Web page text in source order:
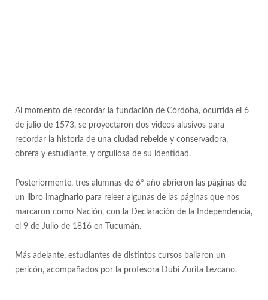
Al momento de recordar la fundación de Córdoba, ocurrida el 6
de julio de 1573, se proyectaron dos videos alusivos para
recordar la historia de una ciudad rebelde y conservadora,
obrera y estudiante, y orgullosa de su identidad.
Posteriormente, tres alumnas de 6° año abrieron las páginas de
un libro imaginario para releer algunas de las páginas que nos
marcaron como Nación, con la Declaración de la Independencia,
el 9 de Julio de 1816 en Tucumán.
Más adelante, estudiantes de distintos cursos bailaron un
pericón, acompañados por la profesora Dubi Zurita Lezcano.